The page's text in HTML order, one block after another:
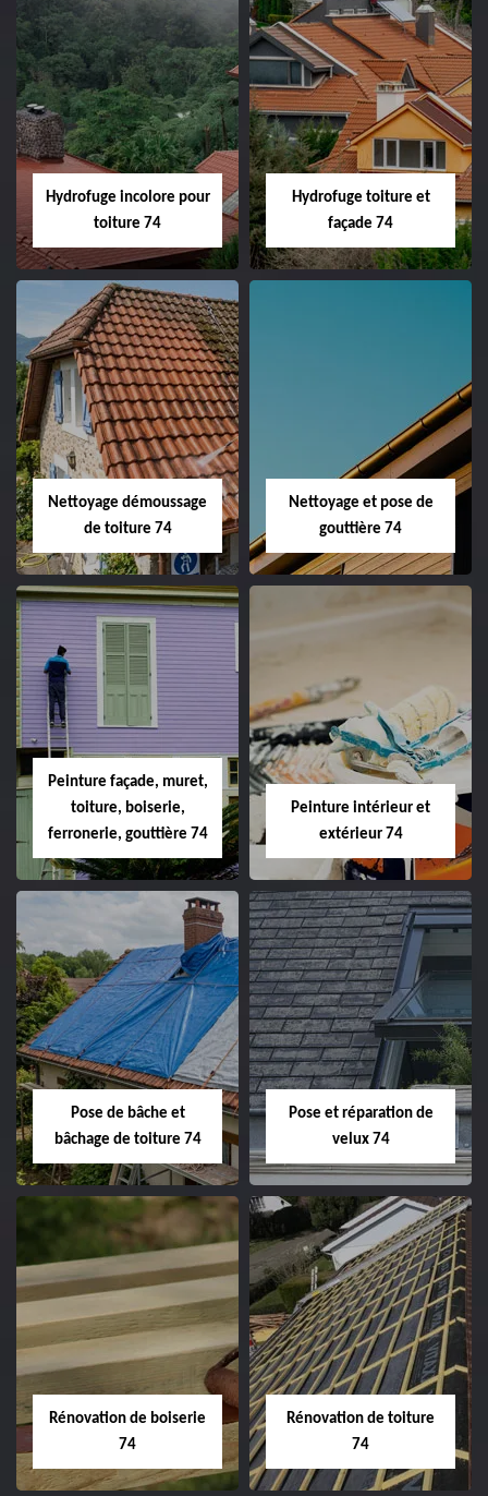
Hydrofuge incolore pour
toiture 74
Hydrofuge toiture et
façade 74
Nettoyage démoussage
de toiture 74
Nettoyage et pose de
gouttière 74
Peinture façade, muret,
toiture, boiserie,
ferronerie, gouttière 74
Peinture intérieur et
extérieur 74
Pose de bâche et
bâchage de toiture 74
Pose et réparation de
velux 74
Rénovation de boiserie
74
Rénovation de toiture
74